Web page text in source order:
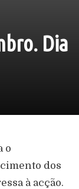
Dia
o
dos
à acção.